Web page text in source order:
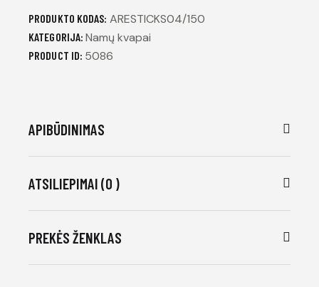
PRODUKTO KODAS: ARESTICKS04/150
KATEGORIJA:Namų kvapai
PRODUCT ID: 5086
APIBŪDINIMAS
ATSILIEPIMAI (0 )
PREKĖS ŽENKLAS